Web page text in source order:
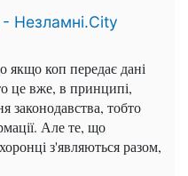
Незламні.City
якщо коп передає дані
це вже, в принципі,
законодавства, тобто
Але те, що
з'являються разом,